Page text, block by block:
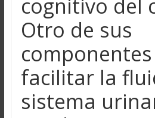
cognitivo del
Otro de sus
componentes
facilitar la
sistema